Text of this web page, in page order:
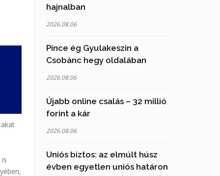
hajnalban
2026.08.06
Pince ég Gyulakeszin a
Csobánc hegy oldalában
2026.08.06
Újabb online csalás – 32 millió
forint a kár
2026.08.06
Uniós biztos: az elmúlt húsz
évben egyetlen uniós határon